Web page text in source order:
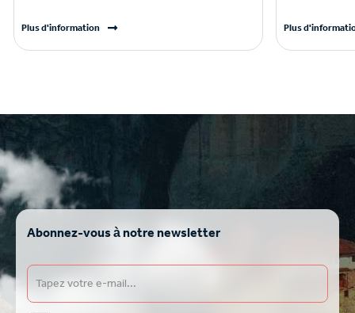
Plus d'information Plus
Abonnez-vous à notre newsletter